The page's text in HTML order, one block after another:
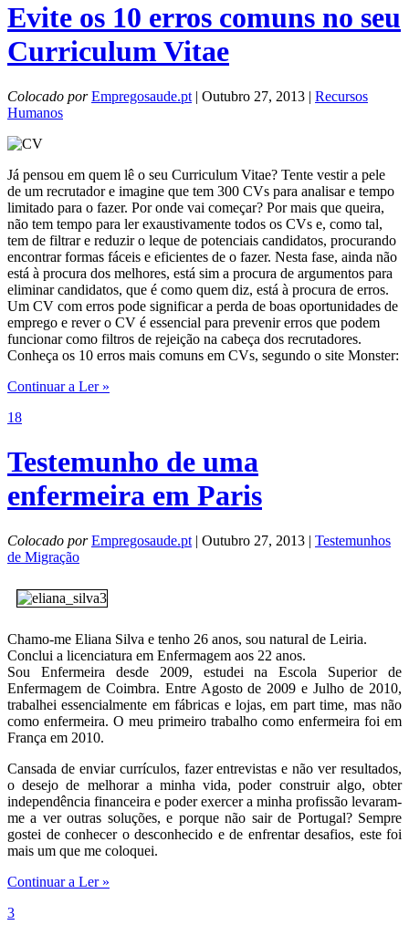
Evite os 10 erros comuns no seu
Curriculum Vitae
Colocado por Empregosaude.pt | Outubro 27, 2013 | Recursos
Humanos
Já pensou em quem lê o seu Curriculum Vitae? Tente vestir a pele
de um recrutador e imagine que tem 300 CVs para analisar e tempo
limitado para o fazer. Por onde vai começar? Por mais que queira,
não tem tempo para ler exaustivamente todos os CVs e, como tal,
tem de filtrar e reduzir o leque de potenciais candidatos, procurando
encontrar formas fáceis e eficientes de o fazer. Nesta fase, ainda não
está à procura dos melhores, está sim a procura de argumentos para
eliminar candidatos, que é como quem diz, está à procura de erros.
Um CV com erros pode significar a perda de boas oportunidades de
emprego e rever o CV é essencial para prevenir erros que podem
funcionar como filtros de rejeição na cabeça dos recrutadores.
Conheça os 10 erros mais comuns em CVs, segundo o site Monster:
Continuar a Ler »
18
Testemunho de uma
enfermeira em Paris
Colocado por Empregosaude.pt | Outubro 27, 2013 | Testemunhos
de Migração
Chamo-me Eliana Silva e tenho 26 anos, sou natural de Leiria.
Conclui a licenciatura em Enfermagem aos 22 anos.
Sou Enfermeira desde 2009, estudei na Escola Superior de
Enfermagem de Coimbra. Entre Agosto de 2009 e Julho de 2010,
trabalhei essencialmente em fábricas e lojas, em part time, mas não
como enfermeira. O meu primeiro trabalho como enfermeira foi em
França em 2010.
Cansada de enviar currículos, fazer entrevistas e não ver resultados,
o desejo de melhorar a minha vida, poder construir algo, obter
independência financeira e poder exercer a minha profissão levaram-
me a ver outras soluções, e porque não sair de Portugal? Sempre
gostei de conhecer o desconhecido e de enfrentar desafios, este foi
mais um que me coloquei.
Continuar a Ler »
3